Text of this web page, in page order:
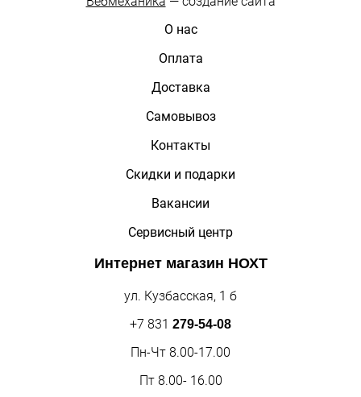
О нас
Оплата
Доставка
Самовывоз
Контакты
Скидки и подарки
Вакансии
Сервисный центр
Интернет магазин НОХТ
ул. Кузбасская, 1 б
+7 831 279-54-08
Пн-Чт 8.00-17.00
Пт 8.00- 16.00